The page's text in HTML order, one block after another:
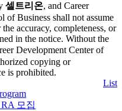
셀트리온, and Career
of Business shall not assume
accuracy, completeness, or
in the notice. Without the
Development Center of
copying or
is prohibited.
List
모집